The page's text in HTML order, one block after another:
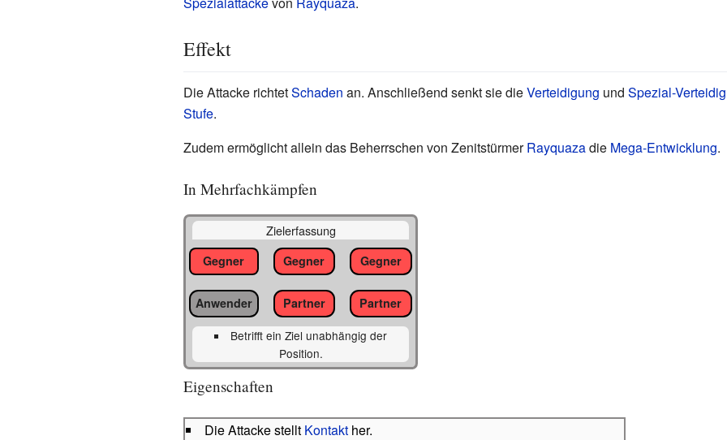
Effekt
Die Attacke richtetSchaden an. Anschließend senkt sie dieVerteidigung und Spezial-
Stufe.
Zudem ermöglicht allein das Beherrschen von ZenitstürmerRayquazadie Mega-Entwicklung.
In Mehrfachkämpfen
Zielerfassung
Gegner Gegner Gegner
Anwender Partner
Partner
Betrifft ein Ziel unabhängig der
Position.
Eigenschaften
Die Attacke stellt Kontakther.